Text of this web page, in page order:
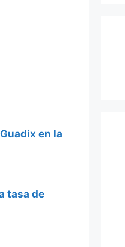
en la
tasa de